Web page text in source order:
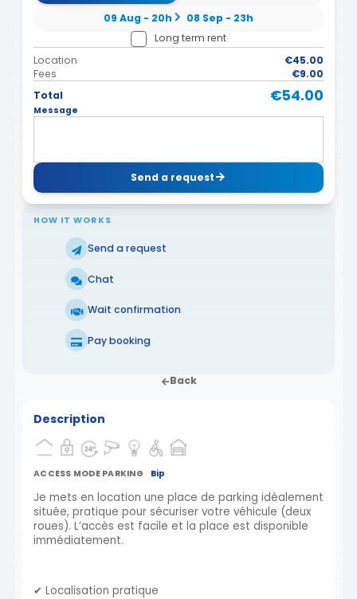
09 Aug - 20h
08 Sep - 23h
Long term rent
Location
€45.00
Fees
€9.00
Total
€54.00
Message
Send a request
HOW IT WORKS
Send a request
Chat
Wait confirmation
Pay booking
Back
Description
ACCESS MODE PARKING Bip
Je mets en location une place de parking idéalement
située, pratique pour sécuriser votre véhicule (deux
roues). L’accès est facile et la place est disponible
immédiatement.
✔ Localisation pratique